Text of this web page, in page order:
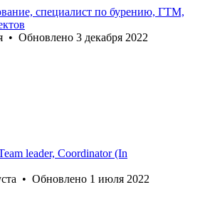
специалист по бурению, ГТМ,
• Обновлено 3 декабря 2022
leader, Coordinator (In
• Обновлено 1 июля 2022